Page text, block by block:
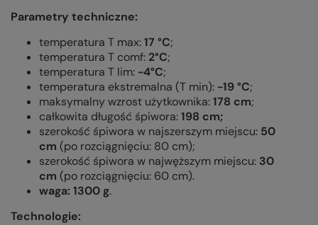
Parametry techniczne:
temperatura T max:17 °C;
temperatura T comf: 2°C;
temperatura T lim: -4°C;
temperatura ekstremalna (T min): -19 °C;
maksymalny wzrost użytkownika:178 cm;
całkowita długość śpiwora:198 cm;
szerokość śpiwora w najszerszym miejscu: 50
cm (po rozciągnięciu: 80 cm);
szerokość śpiwora w najwęższym miejscu: 30
cm (po rozciągnięciu: 60 cm).
waga: 1300 g.
Technologie: